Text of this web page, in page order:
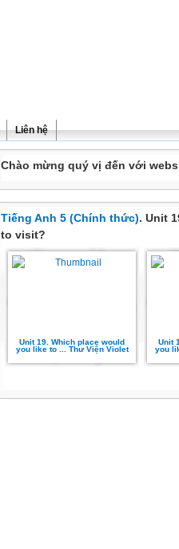
Liên hệ
Chào mừng quý vị đến với
Tiếng Anh 5 (Chính thức). Unit
to visit?
Unit 19. Which place would
you like to ... Thư Viện Violet
Unit
you